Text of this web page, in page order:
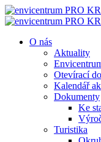
O nás
Aktuality
Otevírací
Kalendář
Dokumenty
Ke
Turistika